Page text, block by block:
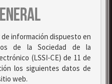
información dispuesto en
de la Sociedad de la
(LSSI-CE) de 11 de
los siguientes datos de
web.